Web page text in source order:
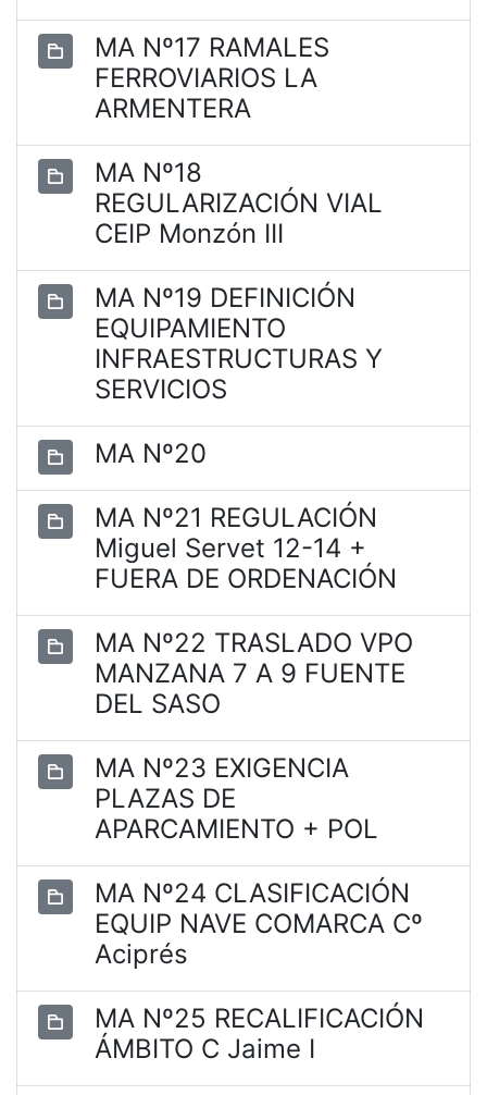
MA Nº17 RAMALES
FERROVIARIOS LA
ARMENTERA
MA Nº18
REGULARIZACIÓN VIAL
CEIP Monzón III
MA Nº19 DEFINICIÓN
EQUIPAMIENTO
INFRAESTRUCTURAS Y
SERVICIOS
MA Nº20
MA Nº21 REGULACIÓN
Miguel Servet 12-14 +
FUERA DE ORDENACIÓN
MA Nº22 TRASLADO VPO
MANZANA 7 A 9 FUENTE
DEL SASO
MA Nº23 EXIGENCIA
PLAZAS DE
APARCAMIENTO + POL
MA Nº24 CLASIFICACIÓN
EQUIP NAVE COMARCA Cº
Aciprés
MA Nº25 RECALIFICACIÓN
ÁMBITO C Jaime I